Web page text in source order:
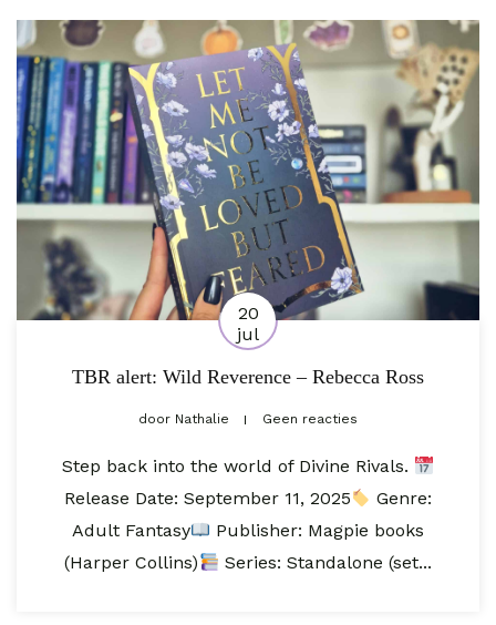
20
jul
TBR alert: Wild Reverence – Rebecca Ross
door Nathalie Geen reacties
Step back into the world of Divine Rivals.
Release Date: September 11, 2025⁣
Genre:
Adult Fantasy
Publisher: Magpie books
(Harper Collins)
Series: Standalone (set...